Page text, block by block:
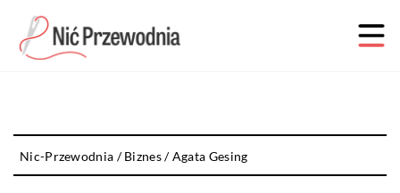
Nic-Przewodnia /Biznes/Agata Gesing